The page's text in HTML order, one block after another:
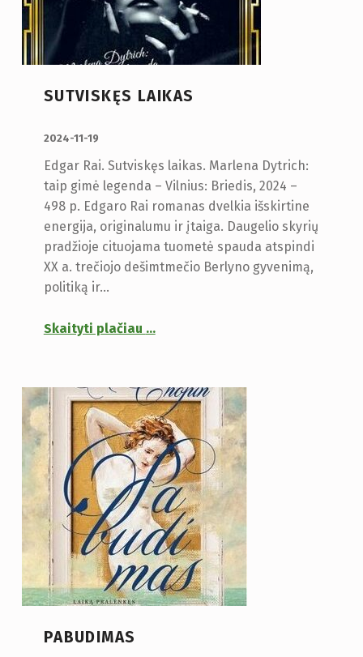
SUTVISKĘS LAIKAS
2024-11-19
Edgar Rai. Sutviskęs laikas. Marlena Dytrich:
taip gimė legenda – Vilnius: Briedis, 2024 –
498 p. Edgaro Rai romanas dvelkia išskirtine
energija, originalumu ir įtaiga. Daugelio skyrių
pradžioje cituojama tuometė spauda atspindi
XX a. trečiojo dešimtmečio Berlyno gyvenimą,
politiką ir…
Skaityti plačiau …
PABUDIMAS